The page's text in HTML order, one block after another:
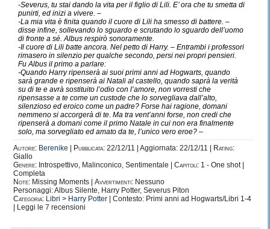
-Severus, tu stai dando la vita per il figlio di Lili. E’ ora che tu smetta di
punirti, ed inizi a vivere. –
-La mia vita è finita quando il cuore di Lili ha smesso di battere. –
disse infine, sollevando lo sguardo e scrutando lo sguardo dell’uomo
di fronte a sé. Albus respirò sonoramente.
-Il cuore di Lili batte ancora. Nel petto di Harry. – Entrambi i professori
rimasero in silenzio per qualche secondo, persi nei propri pensieri.
Fu Albus il primo a parlare:
-Quando Harry ripenserà ai suoi primi anni ad Hogwarts, quando
sarà grande e ripenserà ai Natali al castello, quando saprà la verità
su di te e avrà sostituito l’odio con l’amore, non vorresti che
ripensasse a te come un custode che lo sorvegliava dall’alto,
silenzioso ed eroico come un padre? Forse hai ragione, domani
nemmeno si accorgerà di te. Ma tra vent’anni forse, non credi che
ripenserà a domani come il primo Natale in cui non era finalmente
solo, ma sorvegliato ed amato da te, l’unico vero eroe? –
Autore: Berenike Pubblicata: 22/12/11 | Aggiornata: 22/12/11 |
Rating:
Giallo
Genere: Introspettivo, Malinconico, Sentimentale | Capitoli: 1 - One shot |
Completa
Note: Missing Moments | Avvertimenti: Nessuno
Personaggi: Albus Silente, Harry Potter, Severus Piton
Categoria: Libri > Harry Potter | Contesto: Primi anni ad Hogwarts/Libri 1-4
| Leggi le 7 recensioni